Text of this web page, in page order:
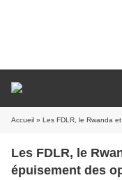
Accueil » Les FDLR, le Rwanda et la RDC : entre
Les FDLR, le
épuisement des